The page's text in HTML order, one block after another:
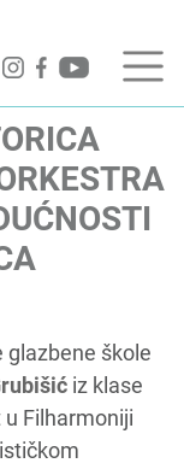
glazbene škole
iz klase
Filharmoniji